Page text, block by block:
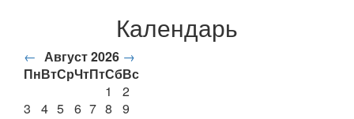
Календарь
← Август 2026 →
ПнВтСрЧтПтСбВс
1
2
3
4 5 6 7 8
9